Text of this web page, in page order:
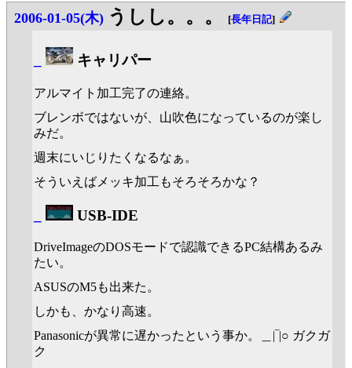
2006-01-05(木) うしし。。。 [長年日記]
キャリパー
アルマイト加工完了の連絡。
ブレンボではないが、山吹色になっているのが楽し
みだ。
週末にいじりたくなるなぁ。
そういえばメッキ加工もそろそろかな？
USB-IDE
DriveImageのDOSモードで認識できるPC結構あるみ
たい。
ASUSのM5も出来た。
しかも、かなり高速。
Panasonicが異常に遅かったという事か。＿|‾|○ ガクガ
ク